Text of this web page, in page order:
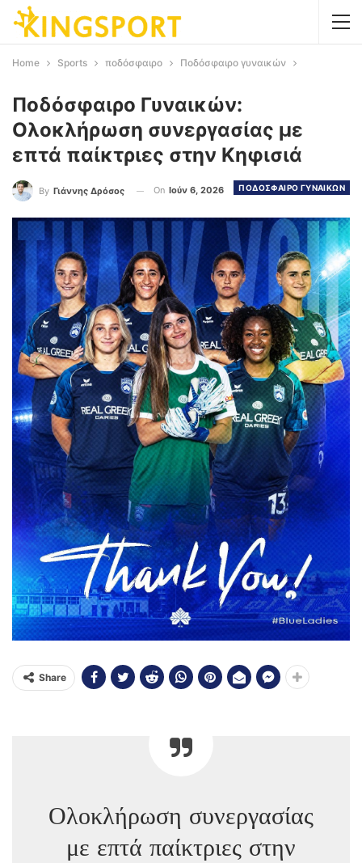
Home Sports ποδόσφαιρο Ποδόσφαιρο γυναικών
Ποδόσφαιρο Γυναικών:
Ολοκλήρωση συνεργασίας με
επτά παίκτριες στην Κηφισιά
ΠΟΔΟΣΦΑΙΡΟ ΓΥΝΑΙΚΩΝ
By Γιάννης Δρόσος On Ιούν 6, 2026
Share
Ολοκλήρωση συνεργασίας
με επτά παίκτριες στην